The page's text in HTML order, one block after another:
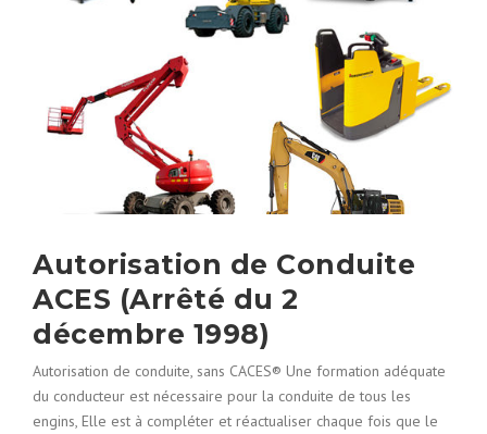
Autorisation de Conduite
ACES (Arrêté du 2
décembre 1998)
Autorisation de conduite, sans CACES® Une formation adéquate
du conducteur est nécessaire pour la conduite de tous les
engins, Elle est à compléter et réactualiser chaque fois que le